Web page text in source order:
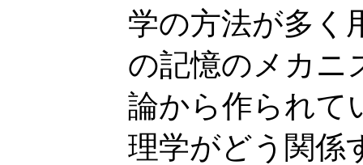
学の方法が多く
の記憶のメカニ
論から作られて
理学がどう関係